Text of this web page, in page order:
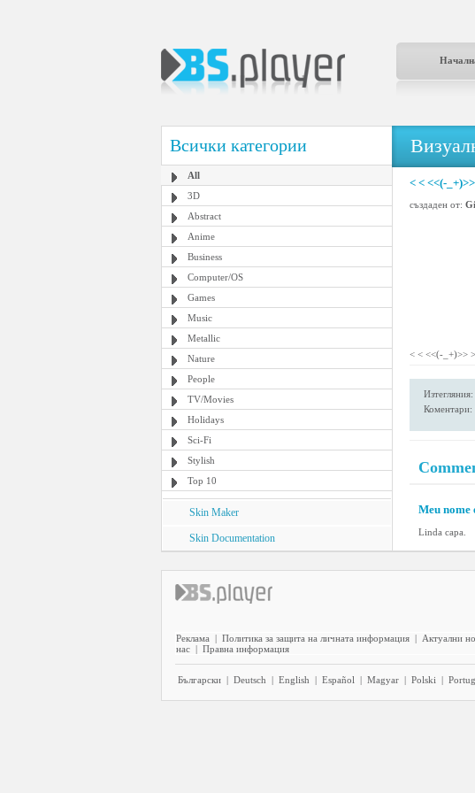
Всички категории
All
3D
Abstract
Anime
Business
Computer/OS
Games
Music
Metallic
Nature
People
TV/Movies
Holidays
Sci-Fi
Stylish
Top 10
Skin Maker
Skin Documentation
< < <<(-
създаден от:
< < <<(-_+)>>
Изтегляния:
Коментари:
Meu nome
Linda capa.
Реклама | Политика за защита на личната информация | Актуални
нас | Правна информация
Български | Deutsch | English | Español | Magyar | Polski |